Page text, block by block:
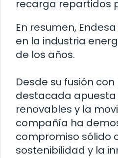
recarga repartidos
En resumen,
en la industria
de los años.
Desde su fusión con
destacada
renovables y la
compañía ha
compromiso sólido
sostenibilidad y la